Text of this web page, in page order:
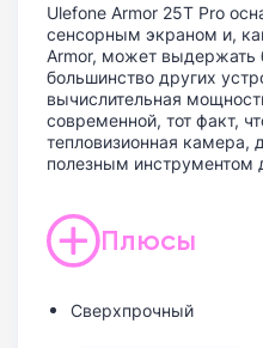
Ulefone Armor 25T Pro
сенсорным экраном и,
Armor, может выдержать
большинство других
вычислительная
современной, тот факт,
тепловизионная камера,
полезным инструментом
Плюсы
Сверхпрочный